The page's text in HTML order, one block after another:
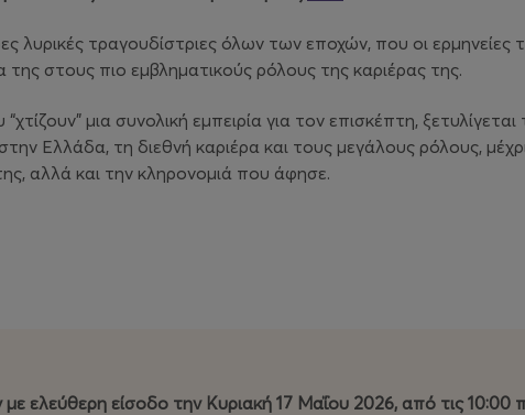
λυρικές τραγουδίστριες όλων των εποχών, που οι ερμηνείες
στους πιο εμβληματικούς ρόλους της καριέρας της.
μια συνολική εμπειρία για τον επισκέπτη,
Ελλάδα, τη διεθνή καριέρα και τους μεγάλους ρόλους,
αλλά και την κληρονομιά που άφησε.
ελεύθερη είσοδο την Κυριακή 17 Μαΐου 2026, από τις 10:00